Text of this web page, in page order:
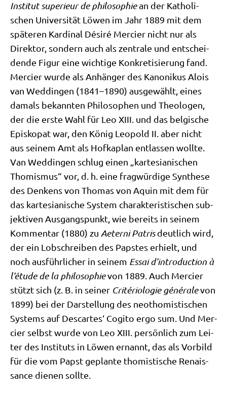
Insti­tut superi­eur de phi­lo­so­phiean der Katho­li­
schen Uni­ver­si­tät Löwen im Jahr 1889 mit dem
spä­te­ren Kar­di­nal Dési­ré Mer­cier nicht nur als
Direk­tor, son­dern auch als zen­tra­le und ent­schei­
den­de Figur eine wich­ti­ge Kon­kre­ti­sie­rung fand.
Mer­cier wur­de als Anhän­ger des Kano­ni­kus Alo­is
van Wed­din­gen (1841–1890) aus­ge­wählt, eines
damals bekann­ten Phi­lo­so­phen und Theo­lo­gen,
der die erste Wahl für Leo XIII. und das bel­gi­sche
Epi­sko­pat war, den König Leo­pold II. aber nicht
aus sei­nem Amt als Hof­ka­plan ent­las­sen woll­te.
Van Wed­din­gen schlug einen „kar­te­sia­ni­schen
Tho­mis­mus“ vor, d. h. eine frag­wür­di­ge Syn­the­se
des Den­kens von Tho­mas von Aquin mit dem für
das kar­te­sia­ni­sche System cha­rak­te­ri­sti­schen sub­
jek­ti­ven Aus­gangs­punkt, wie bereits in sei­nem
Kom­men­tar (1880) zu Aeter­ni Patrisdeut­lich wird,
der ein Lob­schrei­ben des Pap­stes erhielt, und
noch aus­führ­li­cher in sei­nem Essai d’in­tro­duc­tion à
l’é­tu­de de la phi­lo­so­phievon 1889. Auch Mer­cier
stützt sich (z. B. in sei­ner Cri­té­rio­lo­gie géné­ra­levon
1899) bei der Dar­stel­lung des neo­tho­mi­sti­schen
Systems auf Des­car­tes‘ Cogi­to ergo sum. Und Mer­
cier selbst wur­de von Leo XIII. per­sön­lich zum Lei­
ter des Insti­tuts in Löwen ernannt, das als Vor­bild
für die vom Papst geplan­te tho­mi­sti­sche Renais­
sance die­nen sollte.